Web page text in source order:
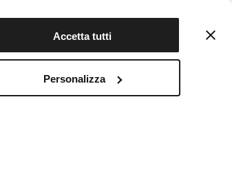
Accetta tutti
Personalizza
Registrati
CIBO AUTENTICO